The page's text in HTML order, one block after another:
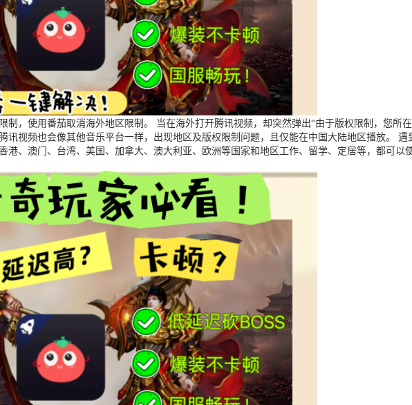
制，使用番茄取消海外地区限制。 当在海外打开腾讯视频，却突然弹出“由于版权限制，您所
讯视频也会像其他音乐平台一样，出现地区及版权限制问题，且仅能在中国大陆地区播放。
港、澳门、台湾、美国、加拿大、澳大利亚、欧洲等国家和地区工作、留学、定居等，都可以